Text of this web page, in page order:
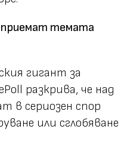
темата
гигант за
разкрива, че над
в сериозен спор
или сглобяване